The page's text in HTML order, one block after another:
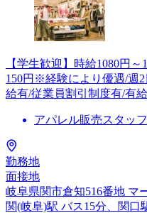
【学生歓迎】時給1080円
150円※経験により優遇/週
給有/従業員割引制度有/有
アパレル販売スタッフ
勤務地
面接地
岐阜県関市倉知516番地 マ
関(岐阜)駅 バス15分、関口